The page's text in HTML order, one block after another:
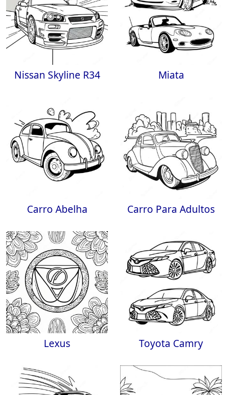
Nissan Skyline R34 Miata
Carro Abelha Carro Para Adultos
Lexus Toyota Camry